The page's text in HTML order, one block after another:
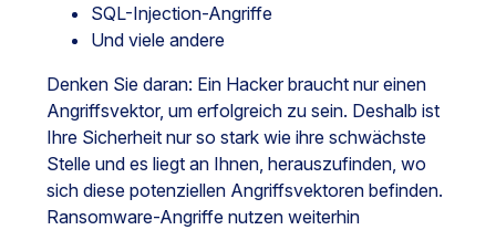
SQL-Injection-Angriffe
Und viele andere
Denken Sie daran: Ein Hacker braucht nur einen
Angriffsvektor, um erfolgreich zu sein. Deshalb ist
Ihre Sicherheit nur so stark wie ihre schwächste
Stelle und es liegt an Ihnen, herauszufinden, wo
sich diese potenziellen Angriffsvektoren befinden.
Ransomware-Angriffe nutzen weiterhin